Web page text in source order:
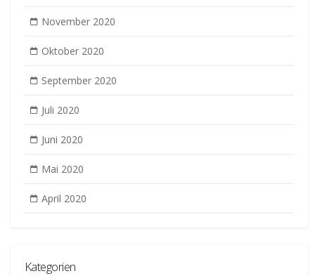
November 2020
Oktober 2020
September 2020
Juli 2020
Juni 2020
Mai 2020
April 2020
Kategorien